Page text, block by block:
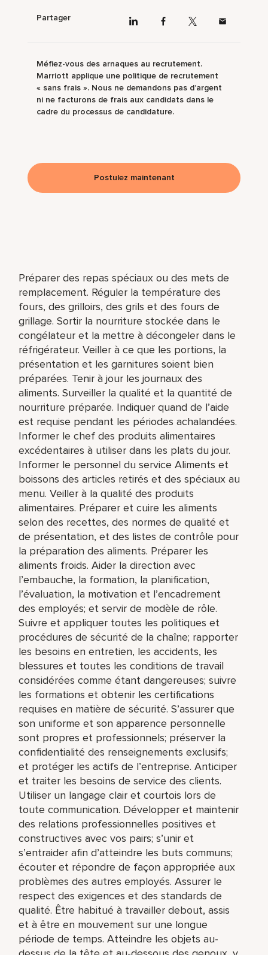
Préparer des repas spéciaux ou des mets de
remplacement. Réguler la température des
fours, des grilloirs, des grils et des fours de
grillage. Sortir la nourriture stockée dans le
congélateur et la mettre à décongeler dans le
réfrigérateur. Veiller à ce que les portions, la
présentation et les garnitures soient bien
préparées. Tenir à jour les journaux des
aliments. Surveiller la qualité et la quantité de
nourriture préparée. Indiquer quand de l’aide
est requise pendant les périodes achalandées.
Informer le chef des produits alimentaires
excédentaires à utiliser dans les plats du jour.
Informer le personnel du service Aliments et
boissons des articles retirés et des spéciaux au
menu. Veiller à la qualité des produits
alimentaires. Préparer et cuire les aliments
selon des recettes, des normes de qualité et
de présentation, et des listes de contrôle pour
la préparation des aliments. Préparer les
aliments froids. Aider la direction avec
l’embauche, la formation, la planification,
l’évaluation, la motivation et l’encadrement
des employés; et servir de modèle de rôle.
Suivre et appliquer toutes les politiques et
procédures de sécurité de la chaîne; rapporter
les besoins en entretien, les accidents, les
blessures et toutes les conditions de travail
considérées comme étant dangereuses; suivre
les formations et obtenir les certifications
requises en matière de sécurité. S’assurer que
son uniforme et son apparence personnelle
sont propres et professionnels; préserver la
confidentialité des renseignements exclusifs;
et protéger les actifs de l’entreprise. Anticiper
et traiter les besoins de service des clients.
Utiliser un langage clair et courtois lors de
toute communication. Développer et maintenir
des relations professionnelles positives et
constructives avec vos pairs; s’unir et
s’entraider afin d’atteindre les buts communs;
écouter et répondre de façon appropriée aux
problèmes des autres employés. Assurer le
respect des exigences et des standards de
qualité. Être habitué à travailler debout, assis
et à être en mouvement sur une longue
période de temps. Atteindre les objets au-
Partager
Méfiez-vous des arnaques au recrutement.
Marriott applique une politique de recrutement
« sans frais ». Nous ne demandons pas d’argent
ni ne facturons de frais aux candidats dans le
cadre du processus de candidature.
Postulez maintenant